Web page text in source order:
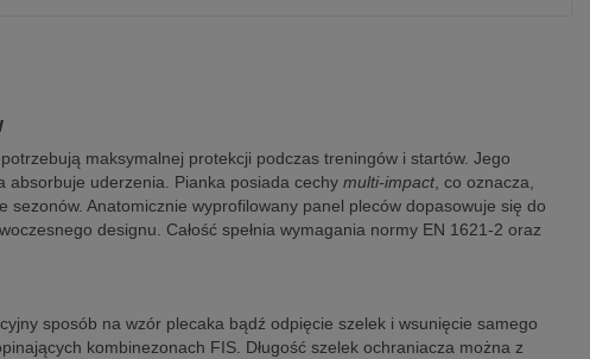
potrzebują maksymalnej protekcji podczas treningów i startów. Jego
absorbuje uderzenia. Pianka posiada cechy multi-impact, co oznacza,
Anatomicznie wyprofilowany panel pleców dopasowuje się do
designu. Całość spełnia wymagania normy EN 1621-2 oraz
sposób na wzór plecaka bądź odpięcie szelek i wsunięcie samego
kombinezonach FIS. Długość szelek ochraniacza można z